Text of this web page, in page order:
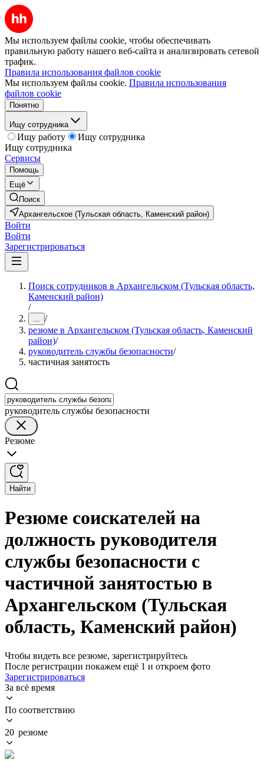
Мы используем файлы cookie, чтобы обеспечивать
правильную работу нашего веб-сайта и анализировать сетевой
трафик.
Правила использования файлов cookie
Мы используем файлы cookie. Правила использования
файлов cookie
Понятно
Ищу сотрудника
Ищу работу
Ищу сотрудника
Ищу сотрудника
Сервисы
Помощь
Ещё
Поиск
Архангельское (Тульская область, Каменский район)
Войти
Войти
Зарегистрироваться
Поиск сотрудников в Архангельском (Тульская область,
Каменский район)
/
... /
резюме в Архангельском (Тульская область, Каменский
район)/
руководитель службы безопасности/
частичная занятость
руководитель службы безопасности
Резюме
Найти
Резюме соискателей на
должность руководителя
службы безопасности с
частичной занятостью в
Архангельском (Тульская
область, Каменский район)
Чтобы видеть все резюме, зарегистрируйтесь
После регистрации покажем ещё 1 и откроем фото
Зарегистрироваться
За всё время
По соответствию
20 резюме